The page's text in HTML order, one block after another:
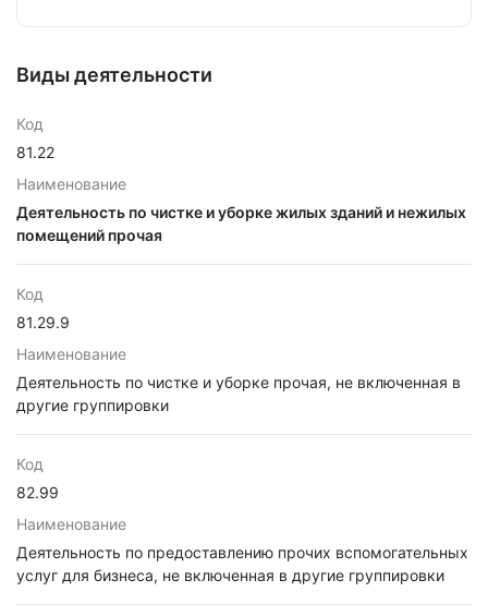
Виды деятельности
Код
81.22
Наименование
Деятельность по чистке и уборке жилых зданий и нежилых
помещений прочая
Код
81.29.9
Наименование
Деятельность по чистке и уборке прочая, не включенная в
другие группировки
Код
82.99
Наименование
Деятельность по предоставлению прочих вспомогательных
услуг для бизнеса, не включенная в другие группировки